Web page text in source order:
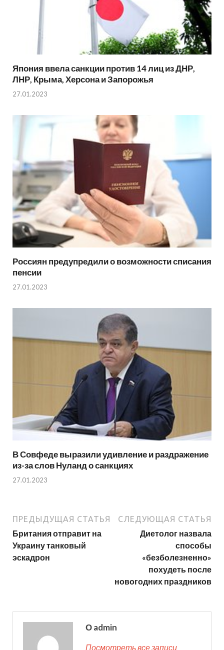
Япония ввела санкции против 14 лиц из ДНР,
ЛНР, Крыма, Херсона и Запорожья
27.01.2023
Россиян предупредили о возможности списания
пенсии
27.01.2023
В Совфеде выразили удивление и раздражение
из-за слов Нуланд о санкциях
27.01.2023
ПРЕДЫДУЩАЯ СТАТЬЯ
Британия отправит на
Украину танковый
эскадрон
СЛЕДУЮЩАЯ СТАТЬЯ
Диетолог назвала
способы
«безболезненно»
похудеть после
новогодних праздников
О admin
Посмотреть все записи